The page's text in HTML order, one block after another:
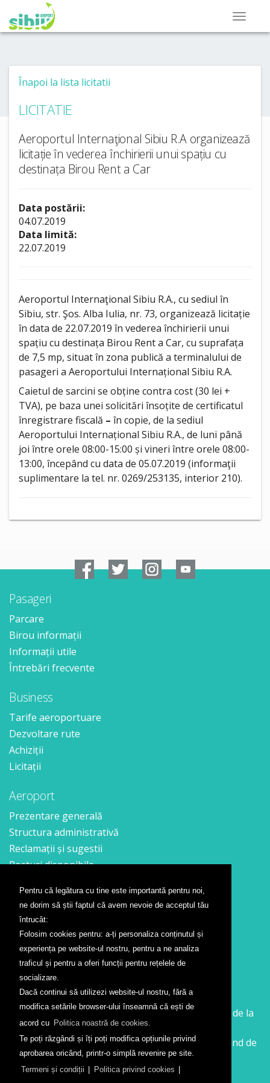
Pentru că legătura cu tine este importantă pentru noi,
ne dorim să știi faptul că avem nevoie de acceptul tău
întrucât:
Folosim cookies pentru: a-ți personaliza conținutul și
experiența pe website-ul nostru, pentru a ne analiza
traficul și pentru a oferi funcții pentru rețelele de
socializare.
Dacă continui să utilizezi website-ul nostru, fără a
modifica setările browser-ului înseamnă că ești de
acord cu Politica noastră de cookies.
Te poți răzgândi și îți poți modifica opțiunile privind
aprobarea oricând, printr-o simplă revenire pe site.
Termeni și condiții | Politica privind cookies |
Înapoi la lista licitatii
LICITATIE
Aeroportul Internaţional Sibiu R.A organizează
licitație în vederea închirierii unui spațiu cu
destinața Birou Rent a Car
Data postării:
04.07.2019
Data limită:
22.07.2019
Aeroportul Internaţional Sibiu R.A., cu sediul în
Sibiu, str. Şos. Alba Iulia, nr. 73, organizează licitație
în data de 22.07.2019 în vederea închirierii unui
spațiu cu destinața Birou Rent a Car, cu suprafața
de 7,5 mp, situat în zona publică a terminalului de
pasageri a Aeroportului Internațional Sibiu R.A.
Caietul de sarcini se obține contra cost (30 lei +
TVA), pe baza unei solicitări însoțite de certificatul
înregistrare fiscală – în copie, de la sediul
Aeroportului Internațional Sibiu R.A., de luni până
joi între orele 08:00-15:00 și vineri între orele 08:00-
13:00, începând cu data de 05.07.2019 (informaţii
suplimentare la tel. nr. 0269/253135, interior 210).
Pasageri
Parcare
Birou informații
Informații utile
Întrebări frecvente
Business
Tarife aeroportuare
Dezvoltare rute
Achiziții
Licitații
Aeroport
Prezentare generală
Structura administrativă
Reclamații și sugestii
Posturi disponibile
Contact
Formular contact
Localizare
Presă
Companii aeriene
Wizz Air
Călătorește la Sibiu cu Wizz Air. Zboruri începând de la
26 GBP
Călătorește de la Sibiu cu Wizz Air. Zboruri începând de
la 138 RON